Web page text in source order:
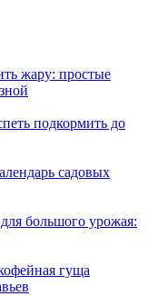
жару: простые
подкормить до
садовых
большого урожая:
гуща